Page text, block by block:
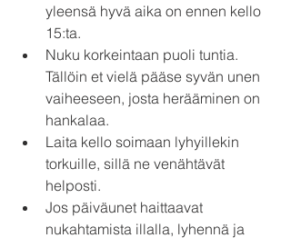
yleensä hyvä aika on ennen kello
15:ta.
Nuku korkeintaan puoli tuntia.
Tällöin et vielä pääse syvän unen
vaiheeseen, josta herääminen on
hankalaa.
Laita kello soimaan lyhyillekin
torkuille, sillä ne venähtävät
helposti.
Jos päiväunet haittaavat
nukahtamista illalla, lyhennä ja